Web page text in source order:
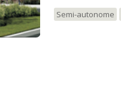
Semi-autonome